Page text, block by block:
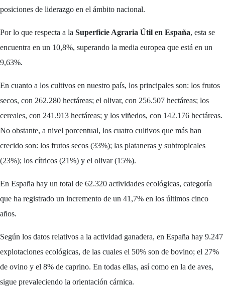
posiciones de liderazgo en el ámbito nacional.
Por lo que respecta a la Superficie Agraria Útil en España, esta se
encuentra en un 10,8%, superando la media europea que está en un
9,63%.
En cuanto a los cultivos en nuestro país, los principales son: los frutos
secos, con 262.280 hectáreas; el olivar, con 256.507 hectáreas; los
cereales, con 241.913 hectáreas; y los viñedos, con 142.176 hectáreas.
No obstante, a nivel porcentual, los cuatro cultivos que más han
crecido son: los frutos secos (33%); las plataneras y subtropicales
(23%); los cítricos (21%) y el olivar (15%).
En España hay un total de 62.320 actividades ecológicas, categoría
que ha registrado un incremento de un 41,7% en los últimos cinco
años.
Según los datos relativos a la actividad ganadera, en España hay 9.247
explotaciones ecológicas, de las cuales el 50% son de bovino; el 27%
de ovino y el 8% de caprino. En todas ellas, así como en la de aves,
sigue prevaleciendo la orientación cárnica.